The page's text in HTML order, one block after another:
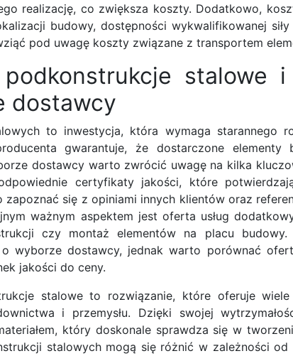
realizację, co zwiększa koszty. Dodatkowo,
budowy, dostępności wykwalifikowanej
pod uwagę koszty związane z transportem
stalowe
dostawcy
to inwestycja, która wymaga starannego
gwarantuje, że dostarczone
dostawcy warto zwrócić uwagę na kilka
certyfikaty jakości, które
zapoznać się z opiniami innych klientów oraz
ważnym aspektem jest oferta usług
czy montaż elementów na placu
o wyborze dostawcy, jednak warto porównać
jakości do ceny.
stalowe to rozwiązanie, które oferuje
i przemysłu. Dzięki swojej
który doskonale sprawdza się w
stalowych mogą się różnić w zależności